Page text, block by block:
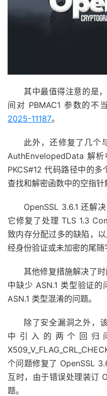
其中最值得注意的是
间对 PBMAC1 参数的不
2025-11187。
此外，还修复了几个
AuthEnvelopedData 解
PKCS#12 代码路径中的
查找和解密函数中的空指针
OpenSSL 3.6.1 还解
它修复了处理 TLS 1.3
致内存分配过多的缺陷，
经身份验证或未加密的尾随
其他修复措施解决了
中缺少 ASN.1 类型验证
ASN.1 类型混淆的问题。
除了安全漏洞之外，
中引入的两个回归
个问题修复了 OpenSSL
互时，由于错误处理装订
题。